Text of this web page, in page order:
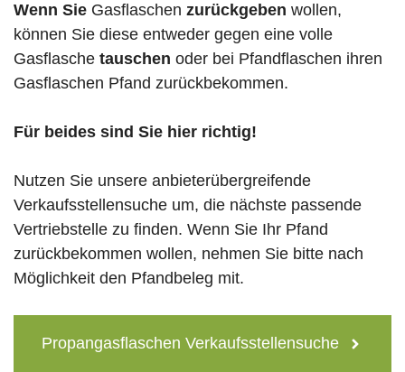
Wenn Sie Gasflaschen zurückgeben wollen,
können Sie diese entweder gegen eine volle
Gasflasche tauschen oder bei Pfandflaschen ihren
Gasflaschen Pfand zurückbekommen.
Für beides sind Sie hier richtig!
Nutzen Sie unsere anbieterübergreifende
Verkaufsstellensuche um, die nächste passende
Vertriebstelle zu finden. Wenn Sie Ihr Pfand
zurückbekommen wollen, nehmen Sie bitte nach
Möglichkeit den Pfandbeleg mit.
Propangasflaschen Verkaufsstellensuche